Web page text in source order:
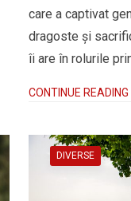
care a captivat
dragoste și
îi are în rolurile
CONTINUE READING
DIVERSE